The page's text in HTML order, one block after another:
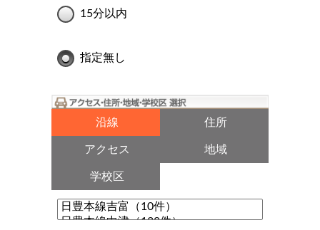
15分以内
指定無し
沿線 住所
アクセス 地域
学校区